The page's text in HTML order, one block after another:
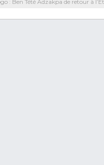
: Ben Tété Adzakpa de retour à